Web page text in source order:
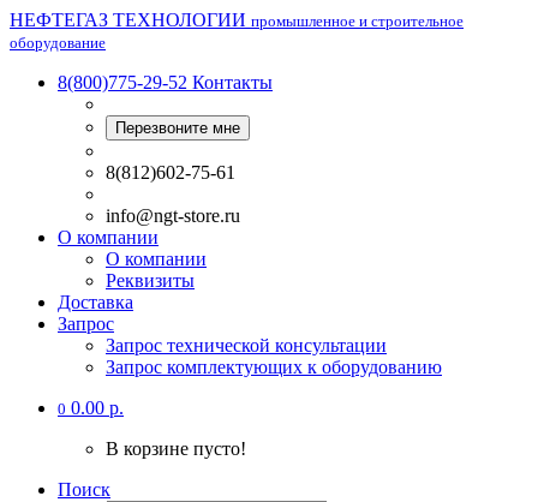
НЕФТЕГАЗ ТЕХНОЛОГИИ промышленное и строительное
оборудование
8(800)775-29-52 Контакты
Перезвоните мне
8(812)602-75-61
info@ngt-store.ru
О компании
О компании
Реквизиты
Доставка
Запрос
Запрос технической консультации
Запрос комплектующих к оборудованию
0 0.00 р.
В корзине пусто!
Поиск